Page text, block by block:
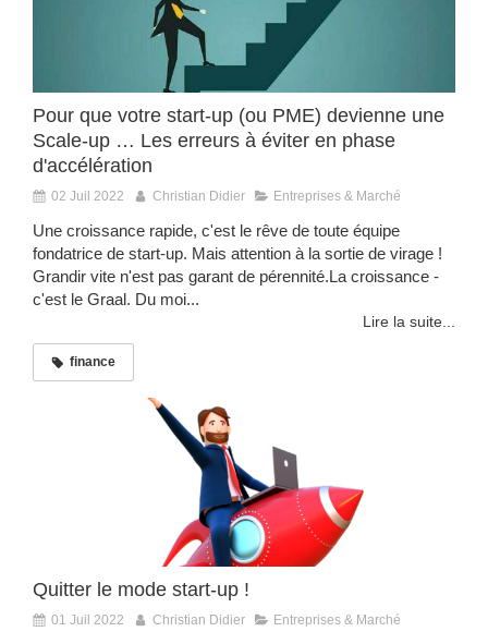
Pour que votre start-up (ou PME) devienne une
Scale-up … Les erreurs à éviter en phase
d'accélération
02 Juil 2022 Christian Didier Entreprises & Marché
Une croissance rapide, c'est le rêve de toute équipe
fondatrice de start-up. Mais attention à la sortie de virage !
Grandir vite n'est pas garant de pérennité.La croissance -
c'est le Graal. Du moi...
Lire la suite...
finance
Quitter le mode start-up !
01 Juil 2022 Christian Didier Entreprises & Marché